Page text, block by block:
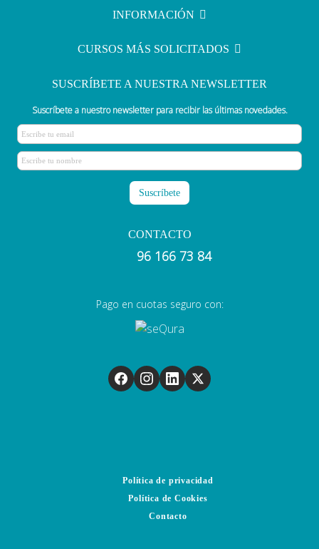
audiometríaINFORMACIÓN
CURSOS MÁS SOLICITADOS
SUSCRÍBETE A NUESTRA NEWSLETTER
Suscríbete a nuestro newsletter para recibir las últimas novedades.
CONTACTO
96 166 73 84
Pago en cuotas seguro con:
Política de privacidad
Política de Cookies
Contacto